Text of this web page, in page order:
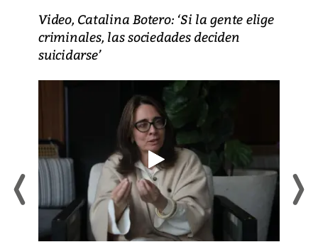
Video, Catalina Botero: ‘Si la gente elige
criminales, las sociedades deciden
suicidarse’